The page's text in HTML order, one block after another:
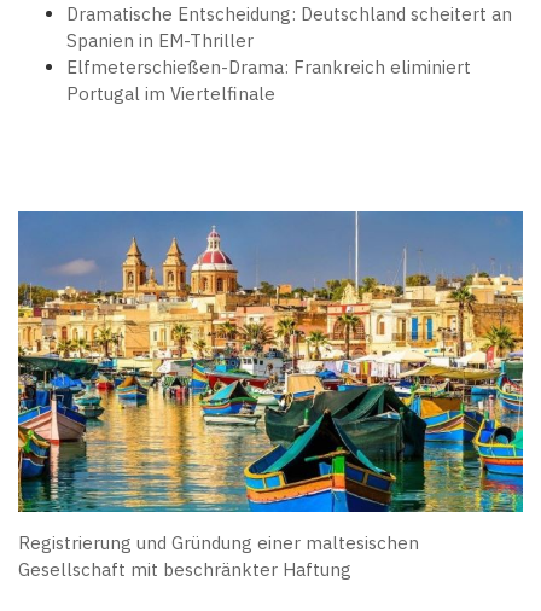
Dramatische Entscheidung: Deutschland scheitert an
Spanien in EM-Thriller
Elfmeterschießen-Drama: Frankreich eliminiert
Portugal im Viertelfinale
Registrierung und Gründung einer maltesischen
Gesellschaft mit beschränkter Haftung